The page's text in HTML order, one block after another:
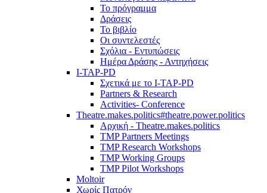
Το πρόγραμμα
Δράσεις
Το βιβλίο
Οι συντελεστές
Σχόλια - Εντυπώσεις
Ημέρα Δράσης - Αντηχήσεις
I-TAP-PD
Σχετικά με το I-TAP-PD
Partners & Research
Activities- Conference
Theatre.makes.politics#theatre.power.politics
Αρχική - Theatre.makes.politics
TMP Partners Meetings
TMP Research Workshops
TMP Working Groups
TMP Pilot Workshops
Moltoir
Χωρίς Πατρόν